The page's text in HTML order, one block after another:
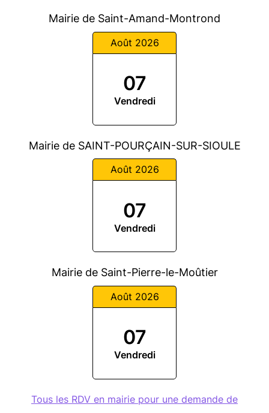
Mairie de Saint-Amand-Montrond
Août 2026
07
Vendredi
Mairie de SAINT-POURÇAIN-SUR-SIOULE
Août 2026
07
Vendredi
Mairie de Saint-Pierre-le-Moûtier
Août 2026
07
Vendredi
Tous les RDV en mairie pour une demande de